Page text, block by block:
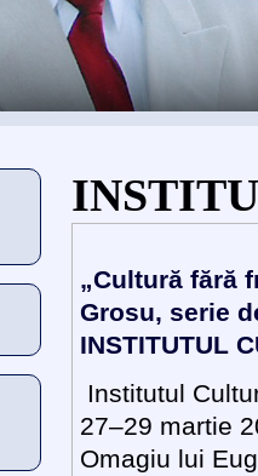
Вы здесь
„Cultură fără
Grosu, serie
INSTITUTUL
Institutul
27–29 martie
Omagiu lui